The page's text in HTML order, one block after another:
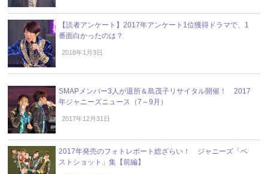
【読者アンケート】2017年アンケート1位獲得ドラマで、1
番面白かったのは？
2018年1月3日
SMAPメンバー3人が退所＆島茂子リサイタル開催！ 2017
年ジャニーズニュース（7～9月）
2017年12月31日
2017年発売のフォトレポート総ざらい！ ジャニーズ「ベ
ストショット」集【前編】